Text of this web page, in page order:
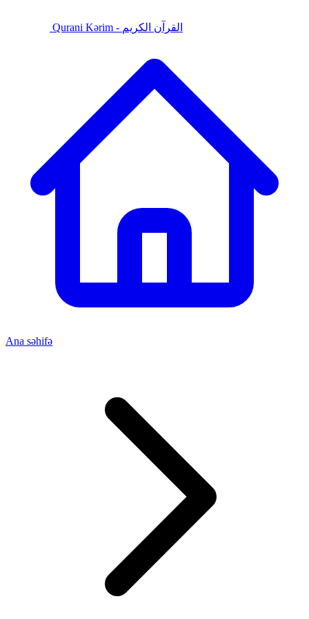
Qurani Kərim - القرآن الكريم
Ana səhifə